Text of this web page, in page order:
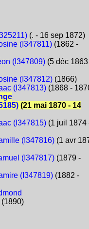
(. - 16 sep 1872)
(I347811)(1862 -
(I347809)(5 déc 1863
(I347812)(1866)
(I347813)(1868 -
(21 mai 1870 - 14
(I347815)(1 juil 1874
(I347816)(1 avr
(I347817)(1879 -
(I347819)(1882 -